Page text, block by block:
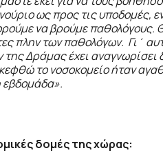
ως προς τις υποδομές,
να βρούμε παθολόγους.
πλην των παθολόγων. Γι΄
Δράμας έχει αναγνωρίσει
το νοσοκομείοήταν
εβδομάδα».
δομές της χώρας: